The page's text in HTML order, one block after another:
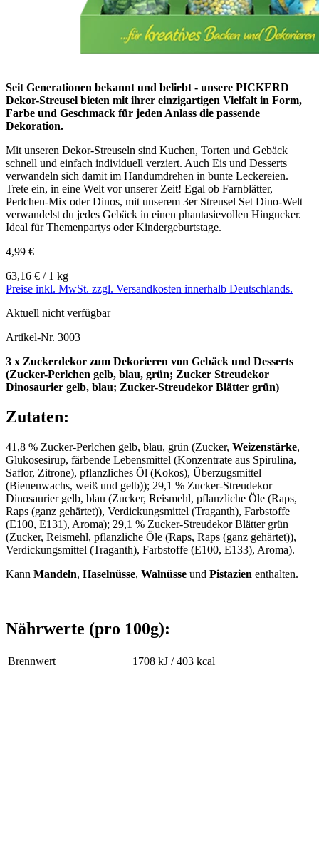
Seit Generationen bekannt und beliebt - unsere PICKERD
Dekor-Streusel bieten mit ihrer einzigartigen Vielfalt in Form,
Farbe und Geschmack für jeden Anlass die passende
Dekoration.
Mit unseren Dekor-Streuseln sind Kuchen, Torten und Gebäck
schnell und einfach individuell verziert. Auch Eis und Desserts
verwandeln sich damit im Handumdrehen in bunte Leckereien.
Trete ein, in eine Welt vor unserer Zeit! Egal ob Farnblätter,
Perlchen-Mix oder Dinos, mit unserem 3er Streusel Set Dino-Welt
verwandelst du jedes Gebäck in einen phantasievollen Hingucker.
Ideal für Themenpartys oder Kindergeburtstage.
4,99 €
63,16 € / 1 kg
Preise inkl. MwSt. zzgl. Versandkosten innerhalb Deutschlands.
Aktuell nicht verfügbar
Artikel-Nr. 3003
3 x Zuckerdekor zum Dekorieren von Gebäck und Desserts
(Zucker-Perlchen gelb, blau, grün; Zucker Streudekor
Dinosaurier gelb, blau; Zucker-Streudekor Blätter grün)
Zutaten:
41,8 % Zucker-Perlchen gelb, blau, grün (Zucker, Weizenstärke,
Glukosesirup, färbende Lebensmittel (Konzentrate aus Spirulina,
Saflor, Zitrone), pflanzliches Öl (Kokos), Überzugsmittel
(Bienenwachs, weiß und gelb)); 29,1 % Zucker-Streudekor
Dinosaurier gelb, blau (Zucker, Reismehl, pflanzliche Öle (Raps,
Raps (ganz gehärtet)), Verdickungsmittel (Traganth), Farbstoffe
(E100, E131), Aroma); 29,1 % Zucker-Streudekor Blätter grün
(Zucker, Reismehl, pflanzliche Öle (Raps, Raps (ganz gehärtet)),
Verdickungsmittel (Traganth), Farbstoffe (E100, E133), Aroma).
Kann Mandeln, Haselnüsse, Walnüsse und Pistazien enthalten.
Nährwerte (pro 100g):
Brennwert 1708 kJ / 403 kcal